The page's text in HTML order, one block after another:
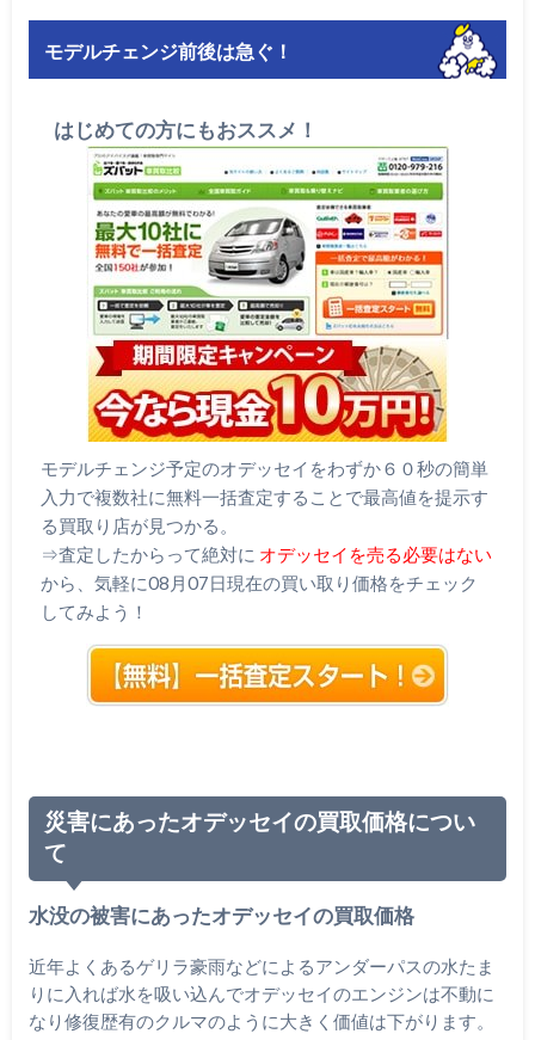
モデルチェンジ前後は急ぐ！
はじめての方にもおススメ！
モデルチェンジ予定のオデッセイをわずか６０秒の簡単
入力で複数社に無料一括査定することで最高値を提示す
る買取り店が見つかる。
⇒査定したからって絶対に オデッセイを売る必要はない
から、気軽に08月07日現在の買い取り価格をチェック
してみよう！
災害にあったオデッセイの買取価格につい
て
水没の被害にあったオデッセイの買取価格
近年よくあるゲリラ豪雨などによるアンダーパスの水たま
りに入れば水を吸い込んでオデッセイのエンジンは不動に
なり修復歴有のクルマのように大きく価値は下がります。